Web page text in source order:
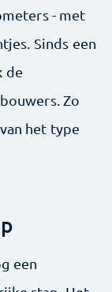
- met
Sinds een
de
Zo
het type
een